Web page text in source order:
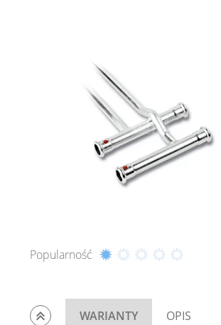
Popularność
WARIANTY OPIS